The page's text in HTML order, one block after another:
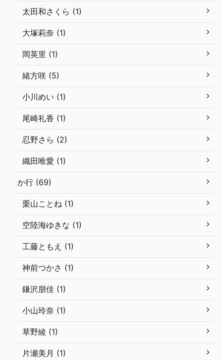
太田和さくら (1)
大塚莉奈 (1)
岡英里 (1)
緒方咲 (5)
小川めい (1)
尾崎礼香 (1)
忍野さら (2)
織田唯愛 (1)
か行 (69)
栗山ことね (1)
空陸海ゆきな (1)
工藤ともえ (1)
神前つかさ (1)
鎌沢朋佳 (1)
小山玲奈 (1)
草野綾 (1)
片瀬美月 (1)